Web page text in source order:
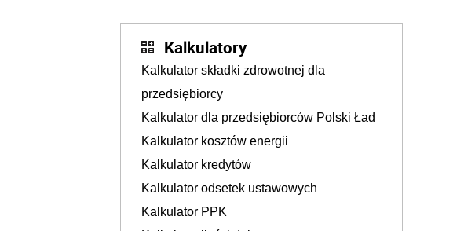
Kalkulatory
Kalkulator składki zdrowotnej dla
przedsiębiorcy
Kalkulator dla przedsiębiorców Polski Ład
Kalkulator kosztów energii
Kalkulator kredytów
Kalkulator odsetek ustawowych
Kalkulator PPK